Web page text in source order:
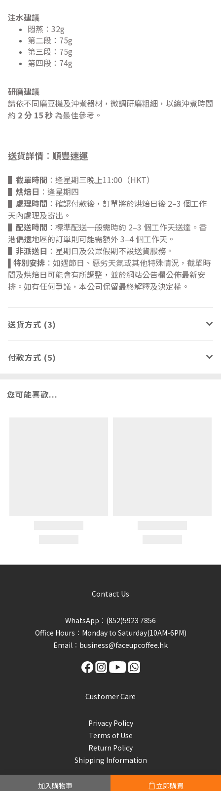
加入購物車 立即購買
注水建議
悶蒸：32g
第二段：75g
第三段：75g
第四段：74g
研磨建議
請依不同磨豆機及沖煮器材，微調研磨粗細，以總沖煮時間
約 2 分 15 秒 為最佳參考。
送貨詳情︰ 順豐速運
▌ 截單時間 ：逢星期三晚上11:00（HKT）
▌ 烘焙日 ：逢星期四
▌ 處理時間 ：確認付款後，訂單將於烘焙日後 2–3 個工作
天內處理及寄出。
▌ 配送時間 ：標準配送一般需時約 2–3 個工作天送達。香
港偏遠地區的訂單則可能需額外 3–4 個工作天。
▌ 非派送日 ：星期日及公眾假期不設送貨服務。
特別安排 ：如遇節日、惡劣天氣或其他特殊情況，截單時
間及烘焙日可能會有所調整，並於網站公告欄公佈最新安
排。如有任何爭議，本公司保留最終解釋及決定權。
送貨方式 (3)
付款方式 (5)
您可能喜歡...
Contact Us
WhatsApp︰(852)5923 7856
Office Hours︰Monday to Saturday(10AM-6PM)
Email︰business@faceupcoffee.hk
Customer Care
Privacy Policy
Terms of Use
Return Policy
Shipping Information